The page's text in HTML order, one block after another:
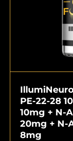
PE-22-28
10mg + N-
20mg + N-
8mg